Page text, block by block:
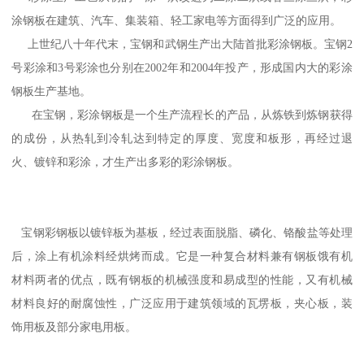
涂钢板在建筑、汽车、集装箱、轻工家电等方面得到广泛的应用。
上世纪八十年代末，宝钢和武钢生产出大陆首批彩涂钢板。宝钢2
号彩涂和3号彩涂也分别在2002年和2004年投产，形成国内大的彩涂
钢板生产基地。
在宝钢，彩涂钢板是一个生产流程长的产品，从炼铁到炼钢获得
的成份，从热轧到冷轧达到特定的厚度、宽度和板形，再经过退
火、镀锌和彩涂，才生产出多彩的彩涂钢板。
宝钢彩钢板以镀锌板为基板，经过表面脱脂、磷化、铬酸盐等处理
后，涂上有机涂料经烘烤而成。它是一种复合材料兼有钢板饿有机
材料两者的优点，既有钢板的机械强度和易成型的性能，又有机械
材料良好的耐腐蚀性，广泛应用于建筑领域的瓦塄板，夹心板，装
饰用板及部分家电用板。